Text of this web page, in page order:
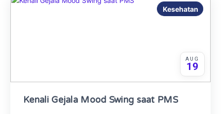
Kesehatan
AUG
19
Kenali Gejala Mood Swing saat PMS